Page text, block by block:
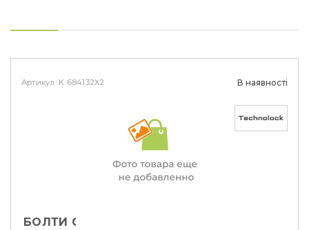
Артикул: K 684132X2 В наявності
БОЛТИ СЕКРЕТНІ TECHNOLOCK